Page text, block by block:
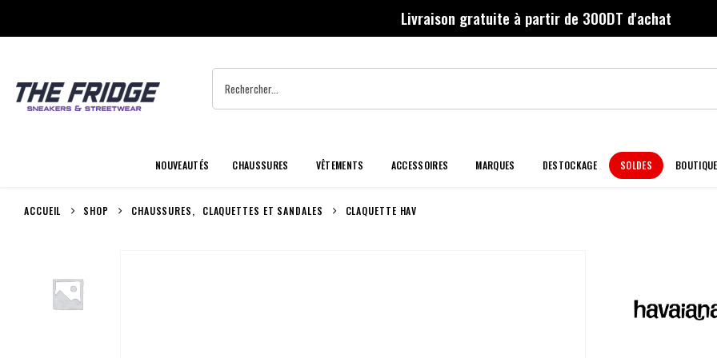
Livraison gratuite à partir de 300DT d'achat
NOUVEAUTÉS CHAUSSURES VÊTEMENTS ACCESSOIRES MARQUES DESTOCKAGE SOLDES
ACCUEIL SHOP CHAUSSURES, CLAQUETTES ET SANDALES CLAQUETTE HAV